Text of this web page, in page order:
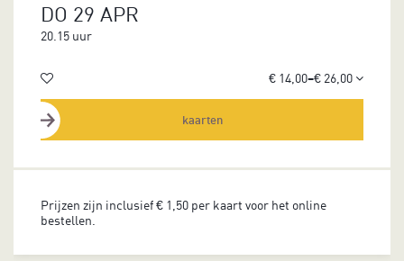
DO 29 APR
20.15 uur
€ 14,00–€ 26,00
kaarten
Prijzen zijn inclusief € 1,50 per kaart voor het online
bestellen.